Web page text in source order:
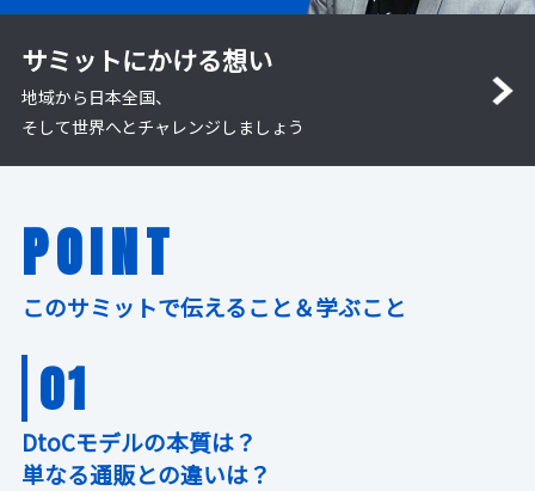
サミットにかける想い
地域から日本全国、
そして世界へとチャレンジしましょう
POINT
このサミットで伝えること＆学ぶこと
01
DtoCモデルの本質は？
単なる通販との違いは？